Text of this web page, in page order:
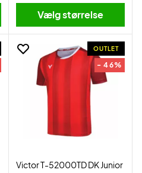
Vælg størrelse
OUTLET
- 46%
Victor T-52000TD DK Junior